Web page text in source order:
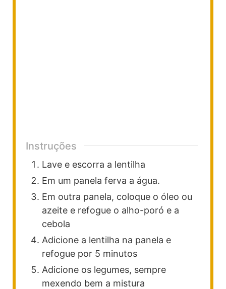
Instruções
Lave e escorra a lentilha
Em um panela ferva a água.
Em outra panela, coloque o óleo ou
azeite e refogue o alho-poró e a
cebola
Adicione a lentilha na panela e
refogue por 5 minutos
Adicione os legumes, sempre
mexendo bem a mistura